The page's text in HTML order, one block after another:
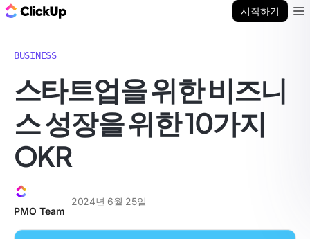
시작하기
BUSINESS
스타트업을 위한 비즈니
스 성장을 위한 10가지
OKR
PMO Team
2024년 6월 25일